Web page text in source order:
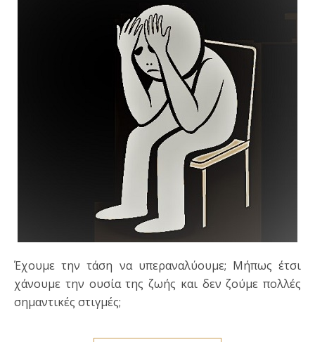
Έχουμε την τάση να υπεραναλύουμε; Μήπως έτσι
χάνουμε την ουσία της ζωής και δεν ζούμε πολλές
σημαντικές στιγμές;